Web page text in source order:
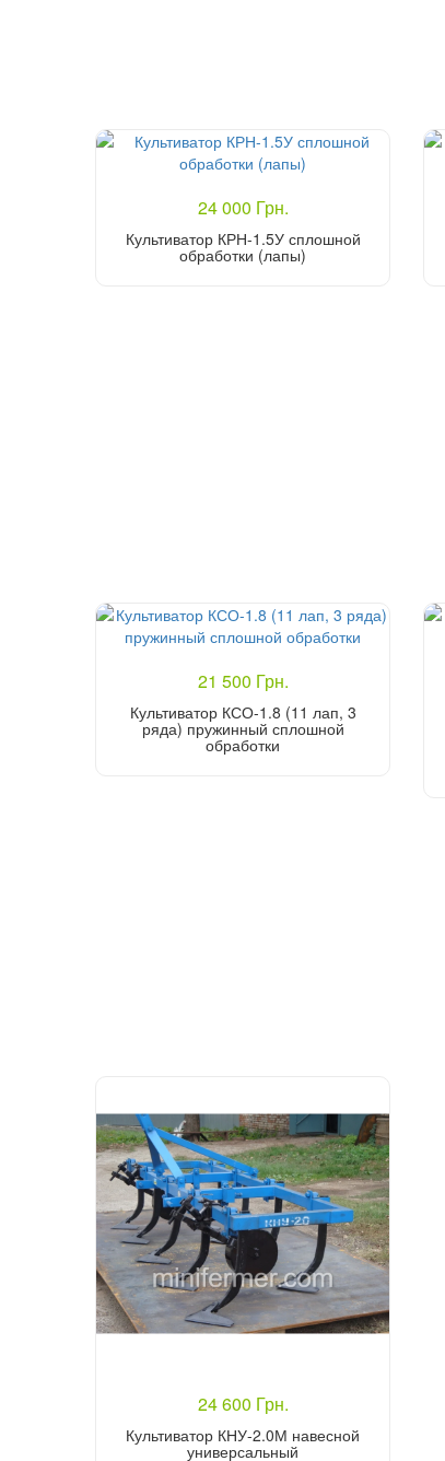
24 000 Грн.
Культиватор КРН-1.5У сплошной
обработки (лапы)
21 500 Грн.
Культиватор КСО-1.8 (11 лап, 3
ряда) пружинный сплошной
обработки
24 600 Грн.
Культиватор КНУ-2.0М навесной
универсальный